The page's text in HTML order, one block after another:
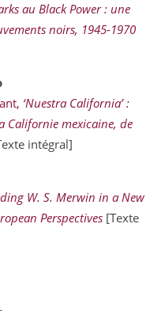
au Black Power : une
noirs, 1945-1970
‘Nuestra California’ :
Californie mexicaine, de
intégral]
W. S. Merwin in a New
Perspectives [Texte